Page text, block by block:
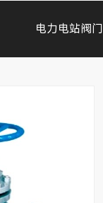
电力电站阀门